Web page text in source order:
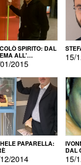
SPIRITO: DAL
ALL'
2015
15/
PAPARELLA:
2014
DAL
15/